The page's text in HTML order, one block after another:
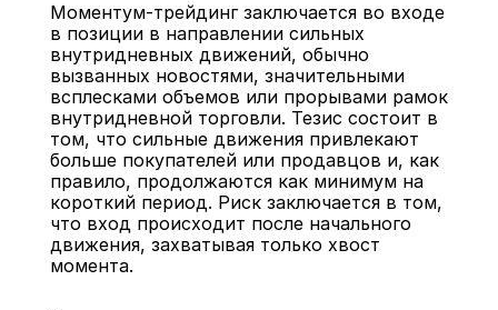
Моментум-трейдинг заключается во входе
в позиции в направлении сильных
внутридневных движений, обычно
вызванных новостями, значительными
всплесками объемов или прорывами рамок
внутридневной торговли. Тезис состоит в
том, что сильные движения привлекают
больше покупателей или продавцов и, как
правило, продолжаются как минимум на
короткий период. Риск заключается в том,
что вход происходит после начального
движения, захватывая только хвост
момента.